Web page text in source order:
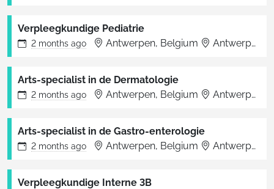
Verpleegkundige Pediatrie
2 months ago Antwerpen, Belgium Antwerpen
Arts-specialist in de Dermatologie
2 months ago Antwerpen, Belgium Antwerpen
Arts-specialist in de Gastro-enterologie
2 months ago Antwerpen, Belgium Antwerpen
Verpleegkundige Interne 3B